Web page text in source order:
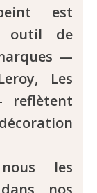
est
outil de
—
Les
reflètent
les
nos